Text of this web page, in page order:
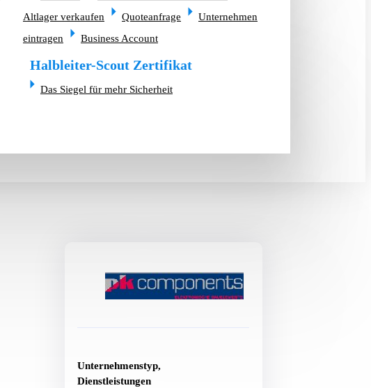
Altlager verkaufen
Quoteanfrage
Unternehmen
eintragen
Business Account
Halbleiter-Scout Zertifikat
Das Siegel für mehr Sicherheit
Unternehmenstyp,
Dienstleistungen